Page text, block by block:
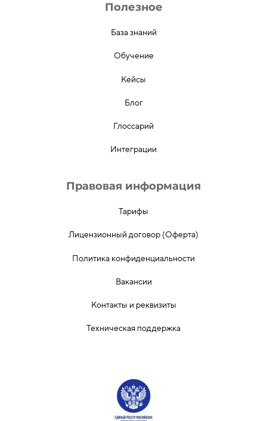
Полезное
База знаний
Обучение
Кейсы
Блог
Глоссарий
Интеграции
Правовая информация
Тарифы
Лицензионный договор (Оферта)
Политика конфиденциальности
Вакансии
Контакты и реквизиты
Техническая поддержка